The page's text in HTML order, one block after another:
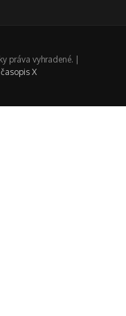
práva vyhradené. |
X